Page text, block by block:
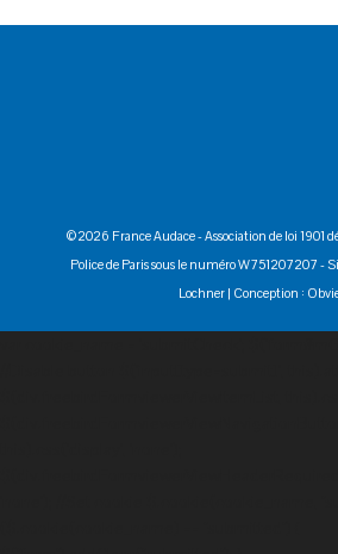
©2026 France Audace - Association de loi 1901
Police de Paris sous le numéro W751207207 -
Lochner | Conception :